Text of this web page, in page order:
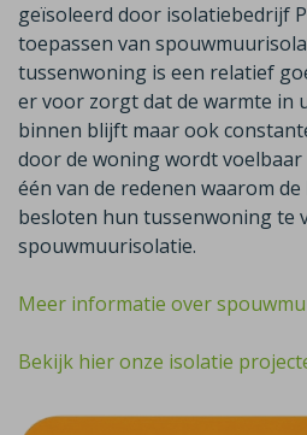
geïsoleerd door isolatiebedrijf
toepassen van
tussenwoning is een relatief
er voor zorgt dat de warmte in
binnen blijft maar ook
door de woning wordt
één van de redenen waarom
besloten hun tussenwoning te
spouwmuurisolatie.
Meer informatie over
Bekijk hier onze isolatie